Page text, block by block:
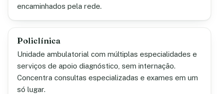
encaminhados pela rede.
Policlínica
Unidade ambulatorial com múltiplas especialidades e
serviços de apoio diagnóstico, sem internação.
Concentra consultas especializadas e exames em um
só lugar.